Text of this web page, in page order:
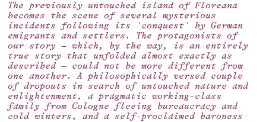
The previously untouched island of Floreana
becomes the scene of several mysterious
incidents following its 'conquest' by German
emigrants and settlers. The protagonists of
our story – which, by the way, is an entirely
true story that unfolded almost exactly as
described – could not be more different from
one another. A philosophically versed couple
of dropouts in search of untouched nature and
enlightenment, a pragmatic working-class
family from Cologne fleeing bureaucracy and
cold winters, and a self-proclaimed baroness